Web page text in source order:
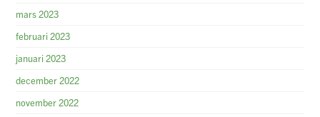
mars 2023
februari 2023
januari 2023
december 2022
november 2022